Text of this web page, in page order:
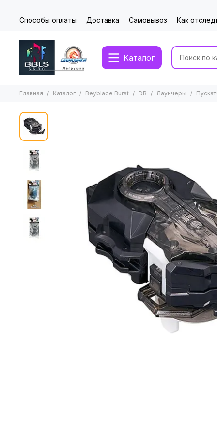
Способы оплаты Доставка Самовывоз Как
Каталог
Главная Каталог Beyblade Burst DB Лаунчеры